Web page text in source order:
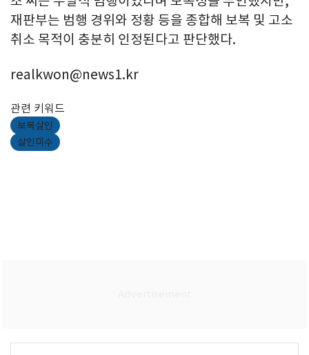
재판부는 범행 경위와 정황 등을 종합해 보복 및 고소
취소 목적이 충분히 인정된다고 판단했다.
realkwon@news1.kr
관련 키워드
보복살인
살인미수